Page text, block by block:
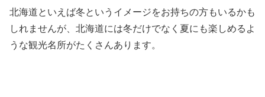
北海道といえば冬というイメージをお持ちの方もいるかも
しれませんが、北海道には冬だけでなく夏にも楽しめるよ
うな観光名所がたくさんあります。